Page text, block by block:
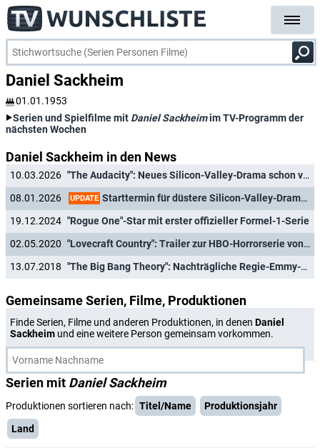
Daniel Sackheim
01.01.1953
Serien und Spielfilme mit Daniel Sackheimim TV-Programm der
nächsten Wochen
Daniel Sackheim in den News
10.03.2026
"The Audacity": Neues Silicon-Valley-Drama schon vor dem Start verlängert
08.01.2026
UPDATE Starttermin für düstere Silicon-Valley-Dramedy von "Succession"-Autor enthüllt
19.12.2024 "Rogue One"-Star mit erster offizieller Formel-1-Serie
02.05.2020
"Lovecraft Country": Trailer zur HBO-Horrorserie von Jordan Peele ("Get Out")
13.07.2018
"The Big Bang Theory": Nachträgliche Regie-Emmy-Nominierung für Erfolgssitcom
Gemeinsame Serien, Filme, Produktionen
Finde Serien, Filme und anderen Produktionen, in denen Daniel
Sackheim und eine weitere Person gemeinsam vorkommen.
Serien mit Daniel Sackheim
Produktionen sortieren nach: Titel/Name
Produktionsjahr
Land